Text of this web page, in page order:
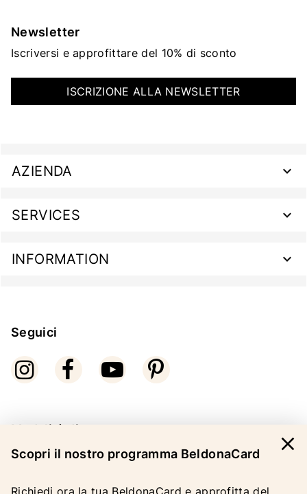
Newsletter
Iscriversi e approfittare del 10% di sconto
ISCRIZIONE ALLA NEWSLETTER
AZIENDA
SERVICES
INFORMATION
Seguici
Modalità di pagamento
Scopri il nostro programma BeldonaCard
Richiedi ora la tua BeldonaCard e approfitta del
close